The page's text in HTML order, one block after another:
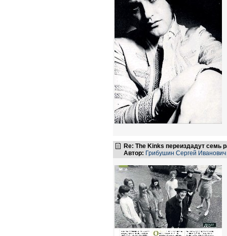
Re: The Kinks переиздадут семь
Автор: Грибушин Сергей Иванович